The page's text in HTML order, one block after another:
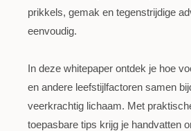
prikkels, gemak en tegenstrijdige
eenvoudig.
In deze whitepaper ontdek je hoe
en andere leefstijlfactoren samen
veerkrachtig lichaam. Met
toepasbare tips krijg je handvatten